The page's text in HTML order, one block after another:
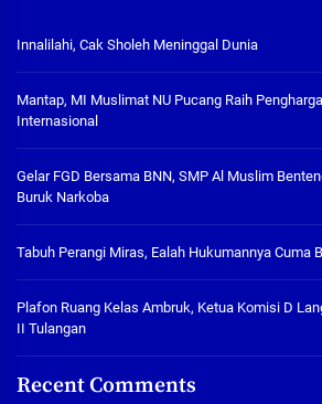
Innalilahi, Cak Sholeh Meninggal Dunia
Mantap, MI Muslimat NU Pucang Raih
Internasional
Gelar FGD Bersama BNN, SMP Al Muslim
Buruk Narkoba
Tabuh Perangi Miras, Ealah Hukumannya Cuma
Plafon Ruang Kelas Ambruk, Ketua Komisi D
II Tulangan
Recent Comments